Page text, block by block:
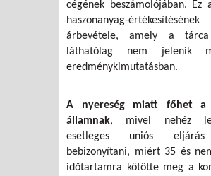
cégének beszámolójában. Ez
haszonanyag-
árbevétele, amely a
láthatólag nem jelenik
eredménykimutatásban.
A nyereség miatt főhet a
államnak, mivel nehéz
esetleges uniós
bebizonyítani, miért 35 és
időtartamra kötötte meg a